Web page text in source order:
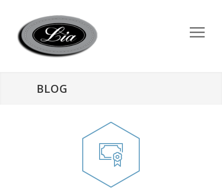
BLOG